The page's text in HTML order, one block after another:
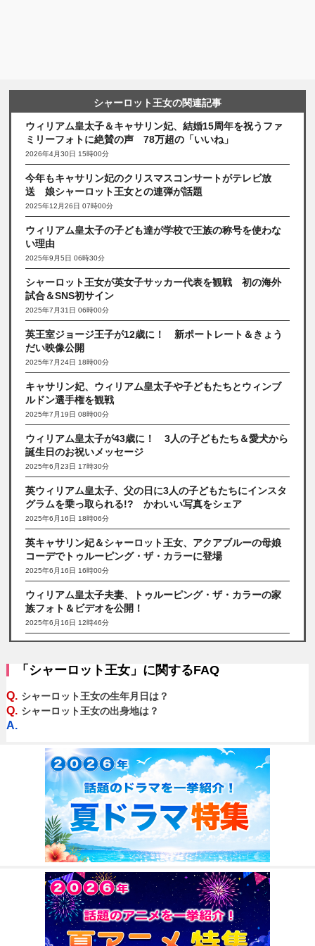
シャーロット王女の関連記事
ウィリアム皇太子＆キャサリン妃、結婚15周年を祝うファ
ミリーフォトに絶賛の声 78万超の「いいね」
2026年4月30日 15時00分
今年もキャサリン妃のクリスマスコンサートがテレビ放
送 娘シャーロット王女との連弾が話題
2025年12月26日 07時00分
ウィリアム皇太子の子ども達が学校で王族の称号を使わな
い理由
2025年9月5日 06時30分
シャーロット王女が英女子サッカー代表を観戦 初の海外
試合＆SNS初サイン
2025年7月31日 06時00分
英王室ジョージ王子が12歳に！ 新ポートレート＆きょう
だい映像公開
2025年7月24日 18時00分
キャサリン妃、ウィリアム皇太子や子どもたちとウィンブ
ルドン選手権を観戦
2025年7月19日 08時00分
ウィリアム皇太子が43歳に！ 3人の子どもたち＆愛犬から
誕生日のお祝いメッセージ
2025年6月23日 17時30分
英ウィリアム皇太子、父の日に3人の子どもたちにインスタ
グラムを乗っ取られる!? かわいい写真をシェア
2025年6月16日 18時06分
英キャサリン妃＆シャーロット王女、アクアブルーの母娘
コーデでトゥルーピング・ザ・カラーに登場
2025年6月16日 16時00分
ウィリアム皇太子夫妻、トゥルーピング・ザ・カラーの家
族フォト＆ビデオを公開！
2025年6月16日 12時46分
「シャーロット王女」に関するFAQ
Q. シャーロット王女の生年月日は？
Q. シャーロット王女の出身地は？
A.